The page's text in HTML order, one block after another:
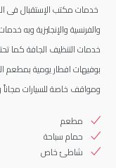
خدمات مكتب الإستقبال فى
والفرنسية والإنجليزية وبه
خدمات التنظيف الجافة كما
بوفيهات افطار يومية
ومواقف خاصة للسيارات
مطعم
حمام سباحة
شاطئ خاص